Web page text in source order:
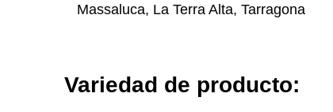
Massaluca, La Terra Alta, Tarragona
Variedad de producto: